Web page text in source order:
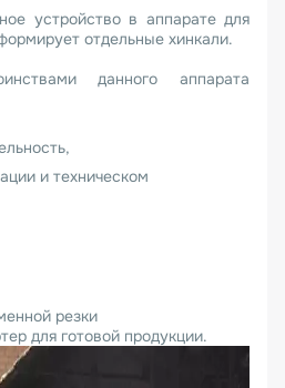
устройство в аппарате для
отдельные хинкали.
данного аппарата
и техническом
резки
для готовой продукции.